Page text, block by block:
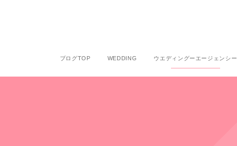
ブログTOP WEDDING ウエディングーエージェンシー